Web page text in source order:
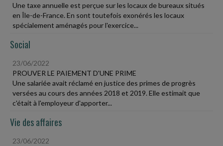
Une taxe annuelle est perçue sur les locaux de bureaux situés
en Île-de-France. En sont toutefois exonérés les locaux
spécialement aménagés pour l'exercice...
Social
23/06/2022
PROUVER LE PAIEMENT D'UNE PRIME
Une salariée avait réclamé en justice des primes de progrès
versées au cours des années 2018 et 2019. Elle estimait que
c'était à l'employeur d'apporter...
Vie des affaires
23/06/2022